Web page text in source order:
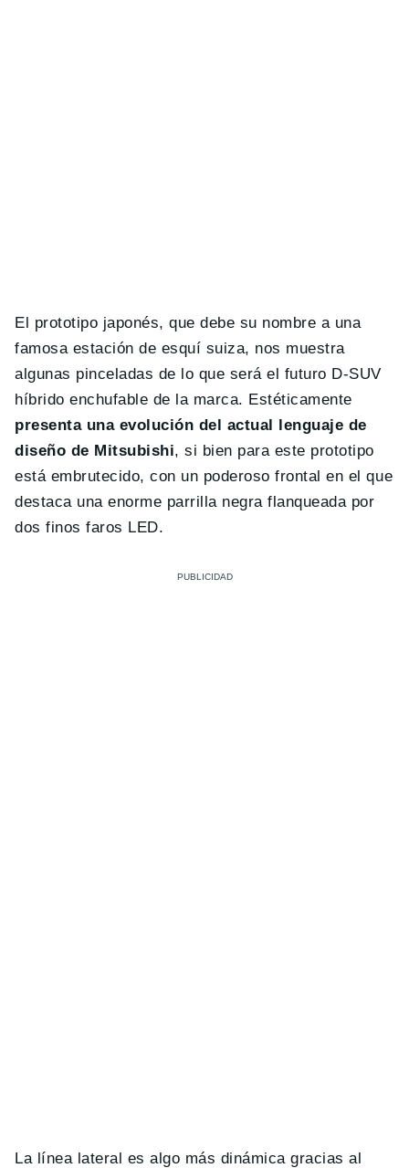
El prototipo japonés, que debe su nombre a una
famosa estación de esquí suiza, nos muestra
algunas pinceladas de lo que será el futuro D-SUV
híbrido enchufable de la marca. Estéticamente
presenta una evolución del actual lenguaje de
diseño de Mitsubishi, si bien para este prototipo
está embrutecido, con un poderoso frontal en el que
destaca una enorme parrilla negra flanqueada por
dos finos faros LED.
La línea lateral es algo más dinámica gracias al